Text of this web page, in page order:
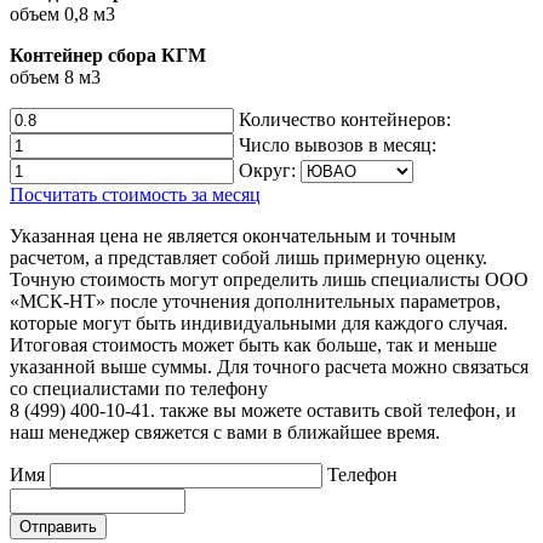
объем 0,8 м3
Контейнер сбора КГМ
объем 8 м3
Количество контейнеров:
Число вывозов в месяц:
Округ:
Посчитать стоимость за месяц
Указанная цена не является окончательным и точным
расчетом, а представляет собой лишь примерную оценку.
Точную стоимость могут определить лишь специалисты ООО
«МСК-НТ» после уточнения дополнительных параметров,
которые могут быть индивидуальными для каждого случая.
Итоговая стоимость может быть как больше, так и меньше
указанной выше суммы. Для точного расчета можно связаться
со специалистами по телефону
8 (499) 400-10-41. также вы можете оставить свой телефон, и
наш менеджер свяжется с вами в ближайшее время.
Имя Телефон
Отправить